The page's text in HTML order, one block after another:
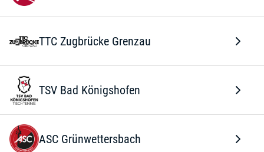
TTC Zugbrücke Grenzau
TSV Bad Königshofen
ASC Grünwettersbach